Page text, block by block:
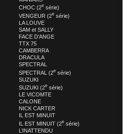
CHOC (2esérie)
VENGEUR (2esérie)
LA LOUVE
SAM et SALLY
FACE D’ANGE
TTX 75
CAMBERRA
DRACULA
SPECTRAL
SPECTRAL (2esérie)
SUZUKI
SUZUKI (2esérie)
LE VICOMTE
CALONE
NICK CARTER
IL EST MINUIT
IL EST MINUIT (2esérie)
L’INATTENDU